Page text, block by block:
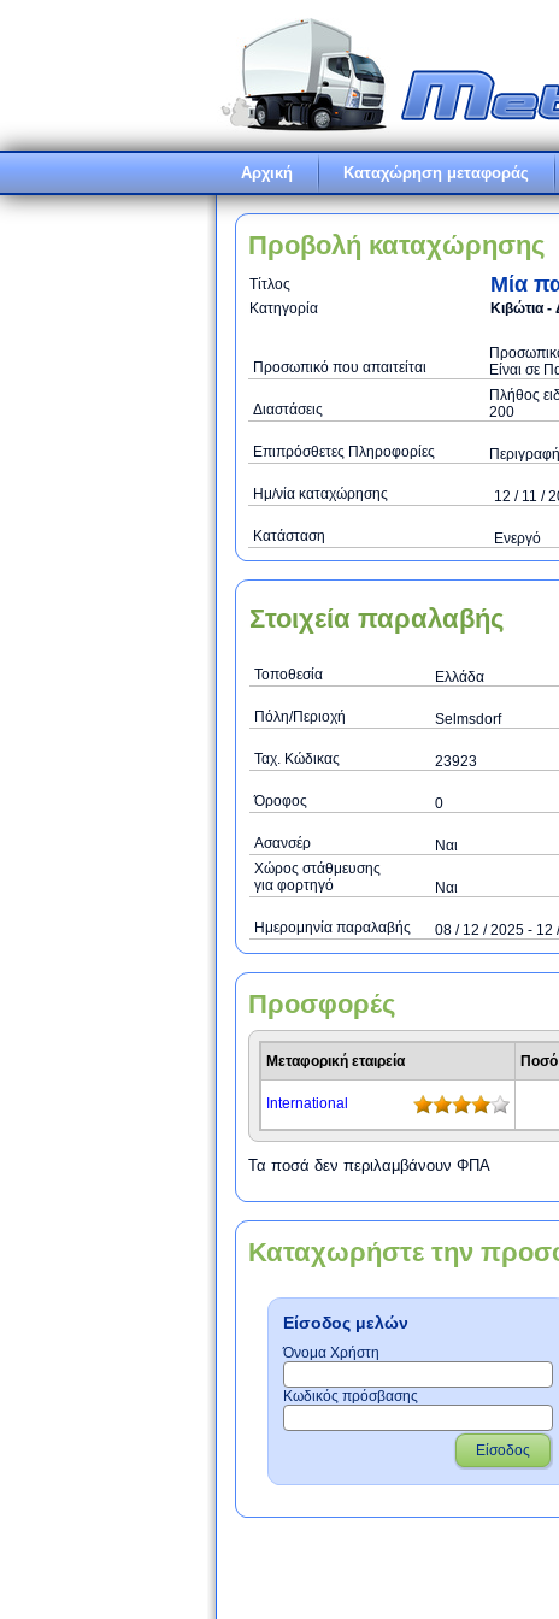
Αρχική Καταχώρηση μεταφοράς
Προβολή καταχώρησης
Τίτλος Μία
Κατηγορία Κιβώτια -
Προσωπικό που απαιτείται
Είναι σε
Διαστάσεις
Πλήθος
200
Επιπρόσθετες Πληροφορίες
Ημ/νία καταχώρησης 12 / 11 /
Κατάσταση Ενεργό
Στοιχεία παραλαβής
Τοποθεσία Ελλάδα
Πόλη/Περιοχή Selmsdorf
Ταχ. Κώδικας 23923
Όροφος 0
Ασανσέρ
Ναι
Χώρος στάθμευσης
για φορτηγό
Ναι
Ημερομηνία παραλαβής 08 / 12 / 2025 - 12
Προσφορές
Μεταφορική εταιρεία Ποσό
International
Τα ποσά δεν περιλαμβάνουν ΦΠΑ
Καταχωρήστε την
Είσοδος μελών
Όνομα Χρήστη
Κωδικός πρόσβασης
Είσοδος